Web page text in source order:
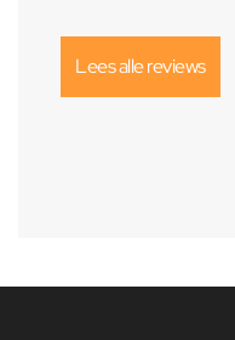
Lees alle reviews